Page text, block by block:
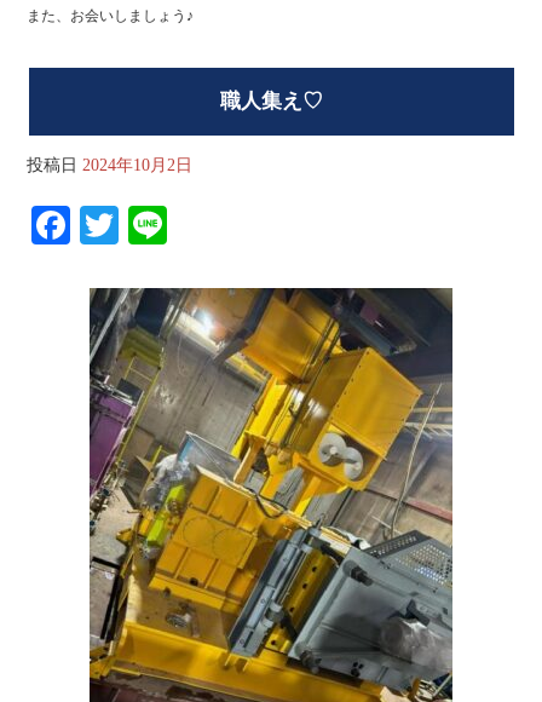
また、お会いしましょう♪
職人集え♡
投稿日 2024年10月2日
Fa
bo
ok
T
tte
r